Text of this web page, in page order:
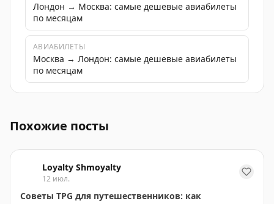
Лондон → Москва: самые дешевые авиабилеты
по месяцам
АВИАБИЛЕТЫ
Москва → Лондон: самые дешевые авиабилеты
по месяцам
Похожие посты
Loyalty Shmoyalty
12 июл.
Советы TPG для путешественников: как